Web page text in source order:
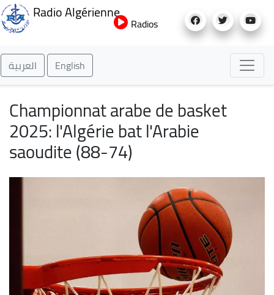
au
Radio Algérienne
Radios
العربية English
Championnat arabe de basket
2025: l'Algérie bat l'Arabie
saoudite (88-74)